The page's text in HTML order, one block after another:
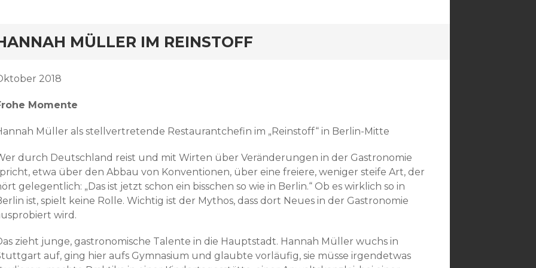
MÜLLER IM REINSTOFF
2018
Momente
Müller als stellvertretende Restaurantchefin im „Reinstoff“ in Berlin-Mitte
durch Deutschland reist und mit Wirten über Veränderungen in der Gastronomie
etwa über den Abbau von Konventionen, über eine freiere, weniger steife Art, der
gelegentlich: „Das ist jetzt schon ein bisschen so wie in Berlin.“ Ob es wirklich so in
ist, spielt keine Rolle. Wichtig ist der Mythos, dass dort Neues in der Gastronomie
wird.
zieht junge, gastronomische Talente in die Hauptstadt. Hannah Müller wuchs in
auf, ging hier aufs Gymnasium und glaubte vorläufig, sie müsse irgendetwas